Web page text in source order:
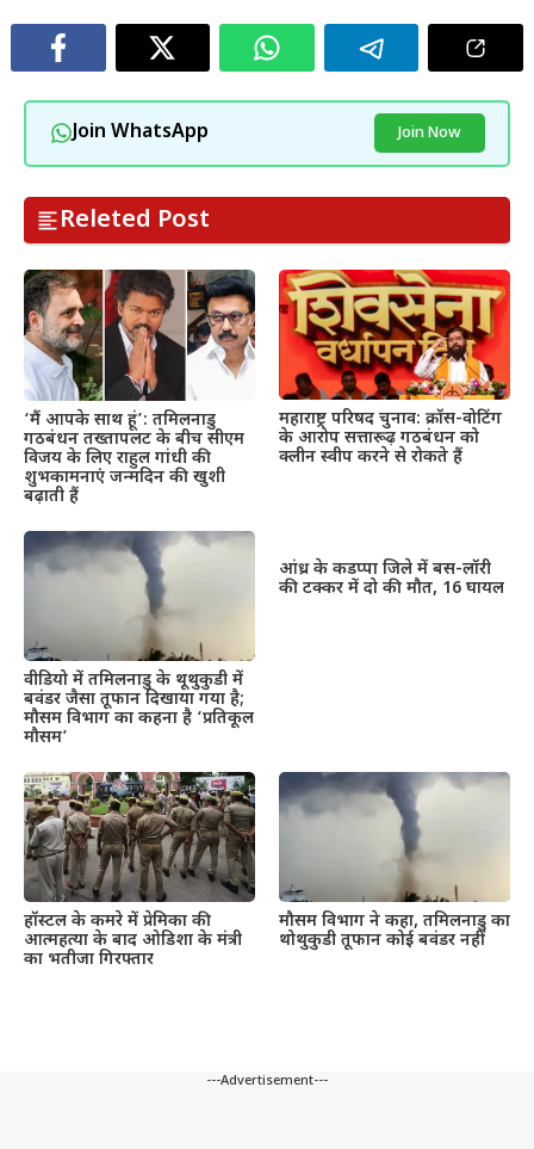
Join WhatsApp Join Now
Releted Post
‘मैं आपके साथ हूं’: तमिलनाडु
गठबंधन तख्तापलट के बीच सीएम
विजय के लिए राहुल गांधी की
शुभकामनाएं जन्मदिन की खुशी
बढ़ाती हैं
महाराष्ट्र परिषद चुनाव: क्रॉस-वोटिंग
के आरोप सत्तारूढ़ गठबंधन को
क्लीन स्वीप करने से रोकते हैं
वीडियो में तमिलनाडु के थूथुकुडी में
बवंडर जैसा तूफान दिखाया गया है;
मौसम विभाग का कहना है ‘प्रतिकूल
मौसम’
आंध्र के कडप्पा जिले में बस-लॉरी
की टक्कर में दो की मौत, 16 घायल
हॉस्टल के कमरे में प्रेमिका की
आत्महत्या के बाद ओडिशा के मंत्री
का भतीजा गिरफ्तार
मौसम विभाग ने कहा, तमिलनाडु का
थोथुकुडी तूफान कोई बवंडर नहीं
---Advertisement---